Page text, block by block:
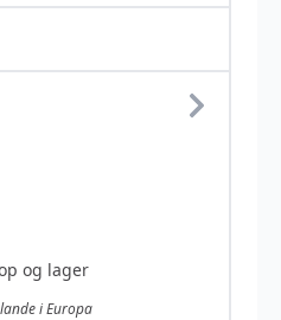
og lager
i Europa